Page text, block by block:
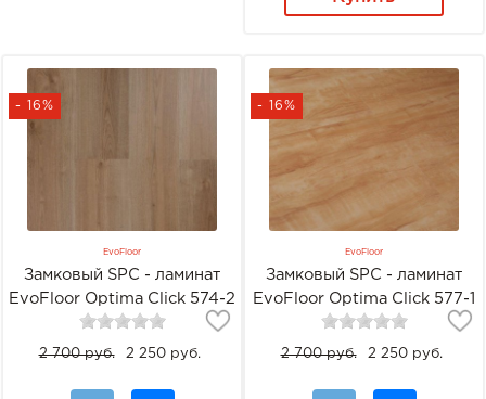
- 16%
EvoFloor
Замковый SPC - ламинат
EvoFloor Optima Click 574-2
Дуб Миндаль
2 700 руб. 2 250 руб.
- 16%
EvoFloor
Замковый SPC - ламинат
EvoFloor Optima Click 577-1
Дуб Янтарный
2 700 руб. 2 250 руб.